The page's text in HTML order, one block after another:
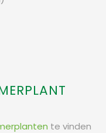
te vinden